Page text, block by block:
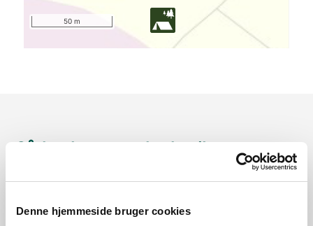
Denne hjemmeside bruger cookies
50 m
Sådan kommer du dertil